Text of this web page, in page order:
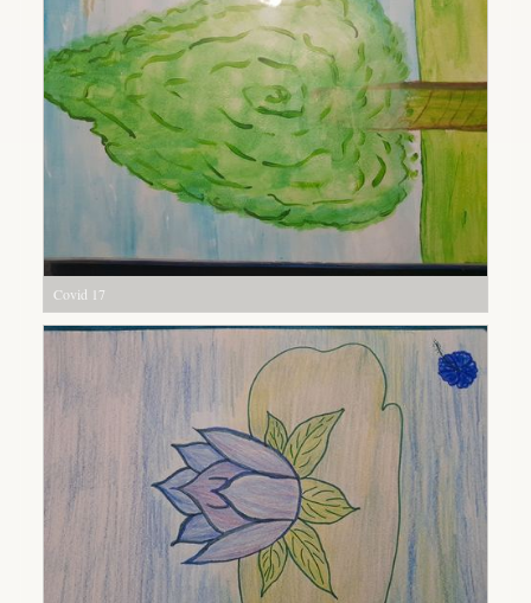
Covid 17